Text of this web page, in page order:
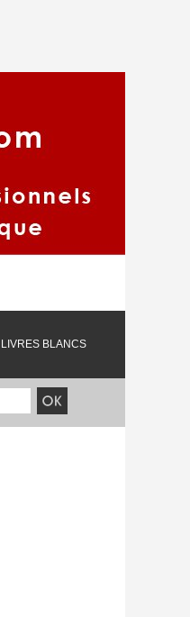
LIVRES BLANCS